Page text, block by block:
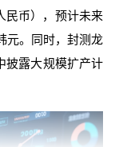
民币），预计未来
元。同时，封测龙
披露大规模扩产计